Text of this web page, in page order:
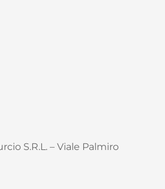
S.R.L. – Viale Palmiro